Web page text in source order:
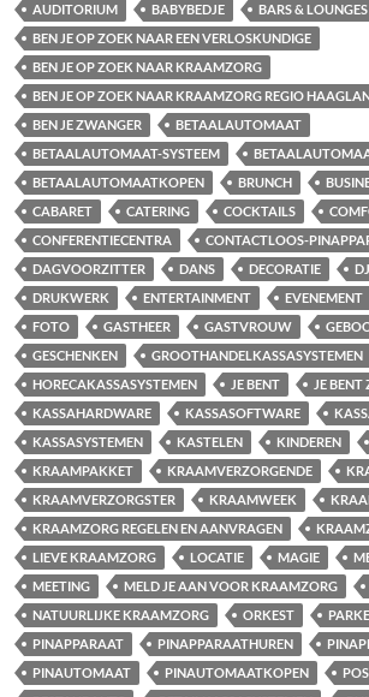
AUDITORIUM
BABYBEDJE
BARS & LOUNGES
BEN JE OP ZOEK NAAR EEN VERLOSKUNDIGE
BEN JE OP ZOEK NAAR KRAAMZORG
BEN JE OP ZOEK NAAR KRAAMZORG REGIO
BEN JE ZWANGER
BETAALAUTOMAAT
BETAALAUTOMAAT-SYSTEEM
BETAALAUTOMAATKOPEN
BRUNCH
CABARET
CATERING COCKTAILS
CONFERENTIECENTRA
CONTACTLOOS-
DAGVOORZITTER
DANS DECORATIE DJ
DRUKWERK
ENTERTAINMENT EVENEMENT
FOTO
GASTHEER GASTVROUW
GESCHENKEN
GROOTHANDELKASSASYSTEMEN
HORECAKASSASYSTEMEN
JE BENT
JE
KASSAHARDWARE
KASSASOFTWARE
KASSASYSTEMEN
KASTELEN KINDEREN
KRAAMPAKKET
KRAAMVERZORGENDE
KRAAMVERZORGSTER
KRAAMWEEK
KRAAMZORG REGELEN EN AANVRAGEN
LIEVE KRAAMZORG
LOCATIE MAGIE
MEETING
MELD JE AAN VOOR KRAAMZORG
NATUURLIJKE KRAAMZORG
ORKEST
PINAPPARAAT
PINAPPARAATHUREN
PINAUTOMAAT
PINAUTOMAATKOPEN